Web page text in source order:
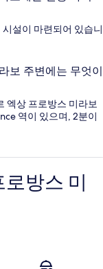
설이 마련되어 있습니
보 주변에는 무엇이
엑상 프로방스 미라보
역이 있으며, 2분이
방스 미